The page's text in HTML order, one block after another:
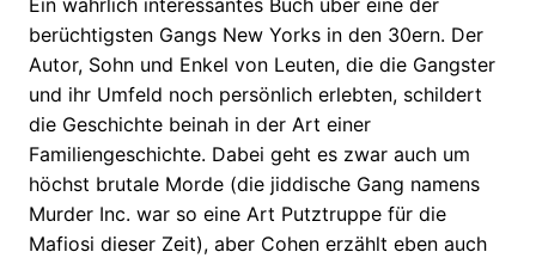
Ein wahrlich interessantes Buch über eine der
berüchtigsten Gangs New Yorks in den 30ern. Der
Autor, Sohn und Enkel von Leuten, die die Gangster
und ihr Umfeld noch persönlich erlebten, schildert
die Geschichte beinah in der Art einer
Familiengeschichte. Dabei geht es zwar auch um
höchst brutale Morde (die jiddische Gang namens
Murder Inc. war so eine Art Putztruppe für die
Mafiosi dieser Zeit), aber Cohen erzählt eben auch